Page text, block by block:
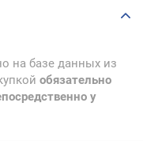
на базе данных из
обязательно
у